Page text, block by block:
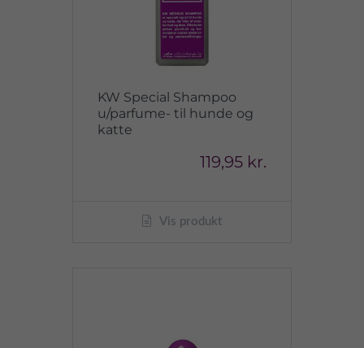
KW Special Shampoo
u/parfume- til hunde og
katte
119,95 kr.
Vis produkt